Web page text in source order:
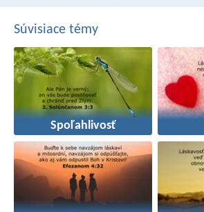
Súvisiace témy
Spoľahlivosť